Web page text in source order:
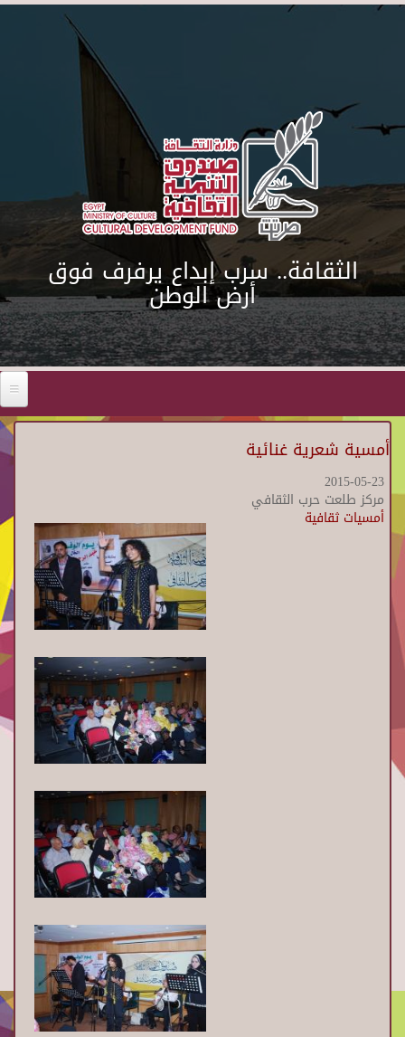
Skip to main content
الثقافة.. سرب إبداع يرفرف فوق
أرض الوطن
أمسية شعرية غنائية
2015-05-23
مركز طلعت حرب الثقافي
أمسيات ثقافية